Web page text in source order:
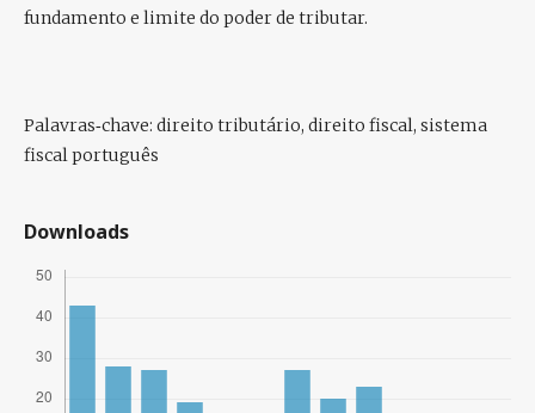
fundamento e limite do poder de tributar.
Palavras‑chave: direito tributário, direito fiscal, sistema
fiscal português
Downloads